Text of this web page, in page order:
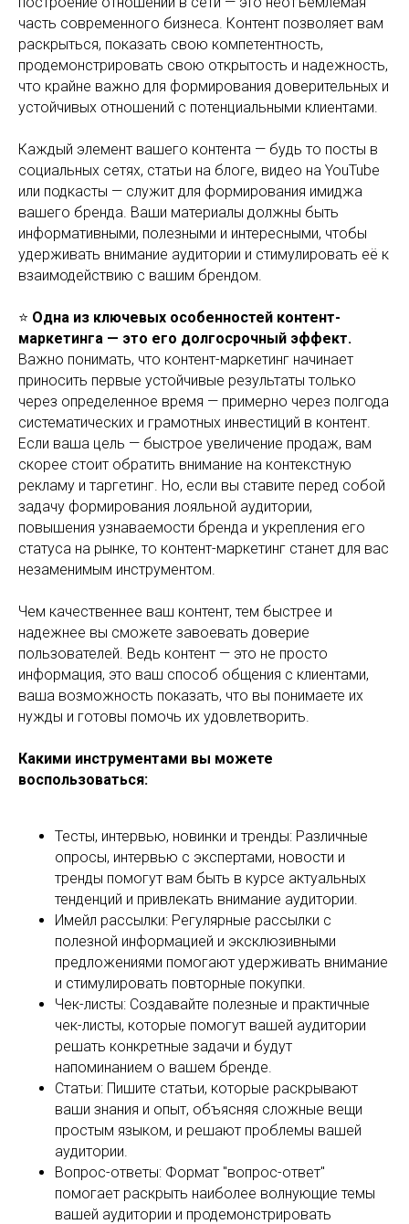
часть современного бизнеса. Контент позволяет вам
раскрыться, показать свою компетентность,
продемонстрировать свою открытость и надежность,
что крайне важно для формирования доверительных и
устойчивых отношений с потенциальными клиентами.
Каждый элемент вашего контента — будь то посты в
социальных сетях, статьи на блоге, видео на YouTube
или подкасты — служит для формирования имиджа
вашего бренда. Ваши материалы должны быть
информативными, полезными и интересными, чтобы
удерживать внимание аудитории и стимулировать её к
взаимодействию с вашим брендом.
⭐ Одна из ключевых особенностей контент-
маркетинга — это его долгосрочный эффект.
Важно понимать, что контент-маркетинг начинает
приносить первые устойчивые результаты только
через определенное время — примерно через полгода
систематических и грамотных инвестиций в контент.
Если ваша цель — быстрое увеличение продаж, вам
скорее стоит обратить внимание на контекстную
рекламу и таргетинг. Но, если вы ставите перед собой
задачу формирования лояльной аудитории,
повышения узнаваемости бренда и укрепления его
статуса на рынке, то контент-маркетинг станет для вас
незаменимым инструментом.
Чем качественнее ваш контент, тем быстрее и
надежнее вы сможете завоевать доверие
пользователей. Ведь контент — это не просто
информация, это ваш способ общения с клиентами,
ваша возможность показать, что вы понимаете их
нужды и готовы помочь их удовлетворить.
Какими инструментами вы можете
воспользоваться:
Тесты, интервью, новинки и тренды: Различные
опросы, интервью с экспертами, новости и
тренды помогут вам быть в курсе актуальных
тенденций и привлекать внимание аудитории.
Имейл рассылки: Регулярные рассылки с
полезной информацией и эксклюзивными
предложениями помогают удерживать внимание
и стимулировать повторные покупки.
Чек-листы: Создавайте полезные и практичные
чек-листы, которые помогут вашей аудитории
решать конкретные задачи и будут
напоминанием о вашем бренде.
Статьи: Пишите статьи, которые раскрывают
ваши знания и опыт, объясняя сложные вещи
простым языком, и решают проблемы вашей
аудитории.
Вопрос-ответы: Формат "вопрос-ответ"
помогает раскрыть наиболее волнующие темы
вашей аудитории и продемонстрировать